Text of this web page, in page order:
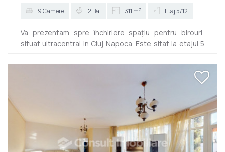
9 Camere 2 Bai 311 m2 Etaj 5/12
Va prezentam spre închiriere spațiu pentru birouri,
situat ultracentral in Cluj Napoca. Este sitat la etajul 5
311,27 mp iar compartimentarea este flexibilă, actuala
fiind următoarea: -5 încăperi amenajate ca si birouri, -1
de depozitare/arhiva -camera de relaxare -2 grupuri
sanitare Finisajele sunt moderne si se oferă spre
închiriere la cheie! Exista posibilitatea de a închiria si
locuri de parcare. Taxa de mentenanță e...